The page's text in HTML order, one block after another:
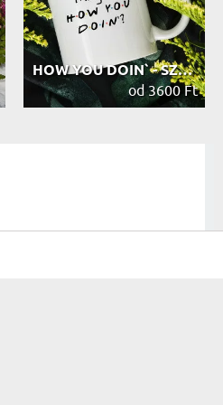
HOW YOU DOIN` - SZEMÉLYRE SZABOTT B...
od 3600 Ft